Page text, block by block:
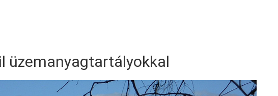
üzemanyagtartályokkal